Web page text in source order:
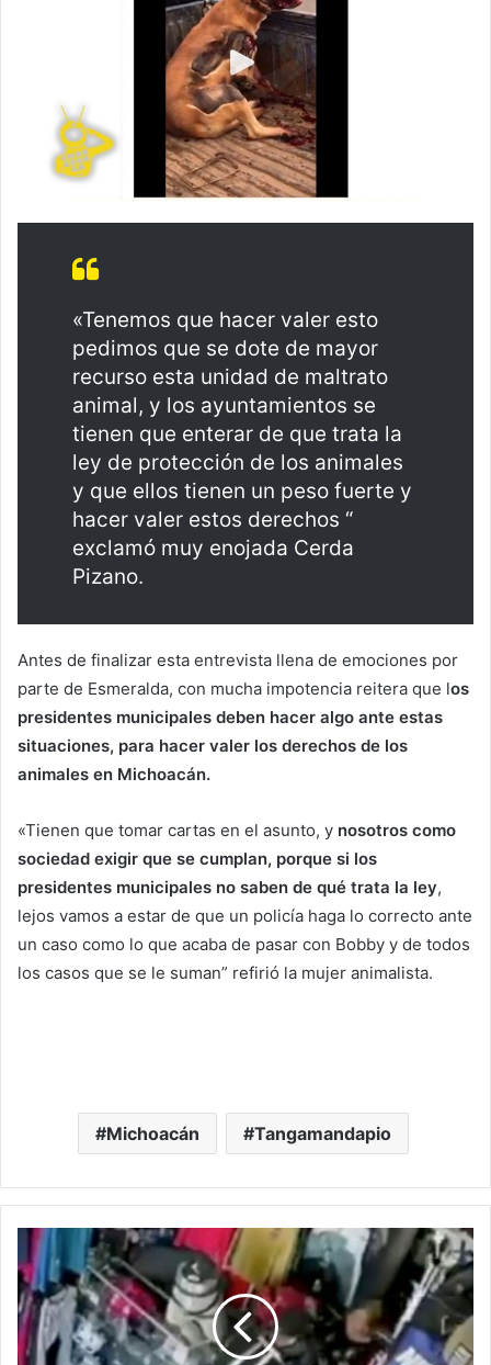
«Tenemos que hacer valer esto
pedimos que se dote de mayor
recurso esta unidad de maltrato
animal, y los ayuntamientos se
tienen que enterar de que trata la
ley de protección de los animales
y que ellos tienen un peso fuerte y
hacer valer estos derechos “
exclamó muy enojada Cerda
Pizano.
Antes de finalizar esta entrevista llena de emociones por
parte de Esmeralda, con mucha impotencia reitera que los
presidentes municipales deben hacer algo ante estas
situaciones, para hacer valer los derechos de los
animales en Michoacán.
«Tienen que tomar cartas en el asunto, y nosotros como
sociedad exigir que se cumplan, porque si los
presidentes municipales no saben de qué trata la ley,
lejos vamos a estar de que un policía haga lo correcto ante
un caso como lo que acaba de pasar con Bobby y de todos
los casos que se le suman” refirió la mujer animalista.
Michoacán Tangamandapio
Con
Un
”¡Yo
Soy
De
Michoacán